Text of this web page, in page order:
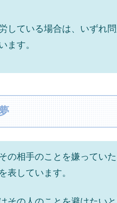
している場合は、いずれ
ます。
の相手のことを嫌ってい
表しています。